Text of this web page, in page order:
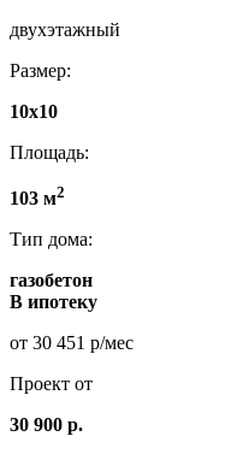
двухэтажный
Размер:
10х10
Площадь:
103 м2
Тип дома:
газобетон
В ипотеку
от 30 451 р/мес
Проект от
30 900 р.